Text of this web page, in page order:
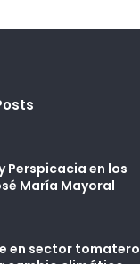
Perspicacia en los
María Mayoral
en sector tomatero